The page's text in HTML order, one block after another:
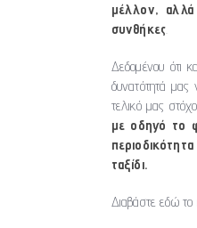
μέλλον,
συνθήκες.
Δεδομένου ότι
δυνατότητά
τελικό μας
με οδηγό το
ταξίδι.
Διαβάστε εδώ